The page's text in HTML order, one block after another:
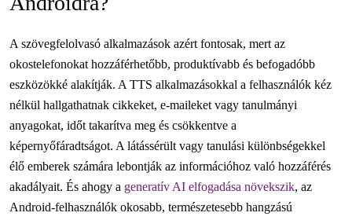
A szövegfelolvasó alkalmazások azért fontosak, mert az
okostelefonokat hozzáférhetőbb, produktívabb és befogadóbb
eszközökké alakítják. A TTS alkalmazásokkal a felhasználók kéz
nélkül hallgathatnak cikkeket, e-maileket vagy tanulmányi
anyagokat, időt takarítva meg és csökkentve a
képernyőfáradtságot. A látássérült vagy tanulási különbségekkel
élő emberek számára lebontják az információhoz való hozzáférés
akadályait. És ahogy a generatív AI elfogadása növekszik, az
Android-felhasználók okosabb, természetesebb hangzású